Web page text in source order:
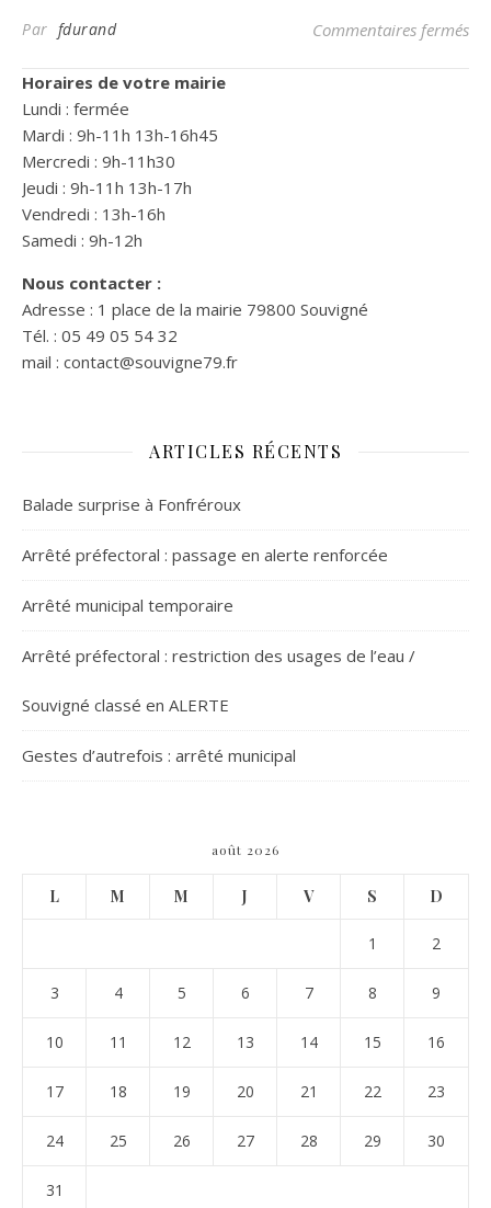
Par fdurand Commentaires fermés
Horaires de votre mairie
Lundi : fermée
Mardi : 9h-11h 13h-16h45
Mercredi : 9h-11h30
Jeudi : 9h-11h 13h-17h
Vendredi : 13h-16h
Samedi : 9h-12h
Nous contacter :
Adresse : 1 place de la mairie 79800 Souvigné
Tél. : 05 49 05 54 32
mail : contact@souvigne79.fr
ARTICLES RÉCENTS
Balade surprise à Fonfréroux
Arrêté préfectoral : passage en alerte renforcée
Arrêté municipal temporaire
Arrêté préfectoral : restriction des usages de l’eau /
Souvigné classé en ALERTE
Gestes d’autrefois : arrêté municipal
août 2026
L M M J V S D
1 2
3 4 5 6 7 8 9
10 11 12 13 14 15 16
17 18 19 20 21 22 23
24 25 26 27 28 29 30
31